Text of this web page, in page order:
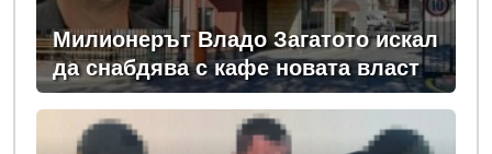
Милионерът Владо Загатото искал
да снабдява с кафе новата власт